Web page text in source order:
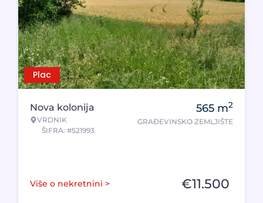
Plac
Nova kolonija
VRDNIK
ŠIFRA: #521993
565 m2
GRAĐEVINSKO ZEMLJIŠTE
Više o nekretnini > €11.500